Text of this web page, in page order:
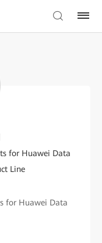
for Huawei Data
Line
for Huawei Data